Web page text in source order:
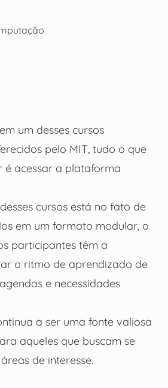
um desses cursos
pelo MIT, tudo o que
é acessar a plataforma
cursos está no fato de
em um formato modular, o
participantes têm a
o ritmo de aprendizado de
e necessidades
a ser uma fonte valiosa
aqueles que buscam se
de interesse.